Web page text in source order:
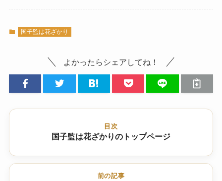
国子監は花ざかり
よかったらシェアしてね！
目次
国子監は花ざかりのトップページ
前の記事